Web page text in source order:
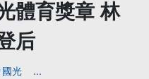
體育獎章 林
后
國光 ...